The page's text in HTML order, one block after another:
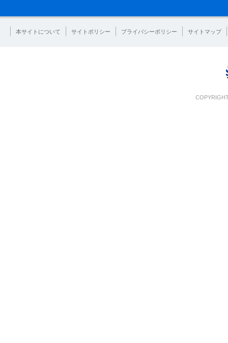
本サイトについて サイトポリシー プライバシーポリシー サイトマップ